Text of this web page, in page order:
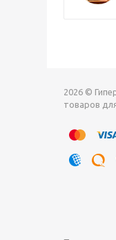
2026 ©
товаров